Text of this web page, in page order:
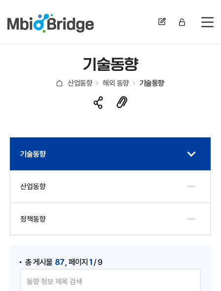
전
기술동향
산업동향 해외 동향 기술동향
기술동향
산업동향
정책동향
총 게시물 87 ,페이지1/ 9